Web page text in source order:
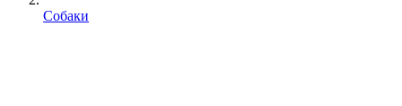
Собаки